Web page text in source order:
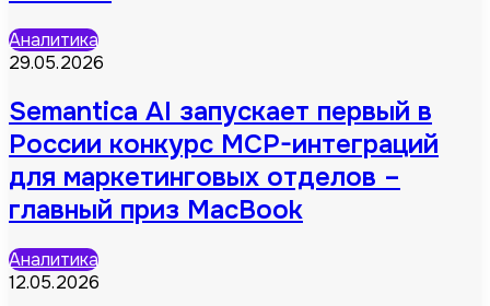
Аналитика
29.05.2026
Semantica AI запускает первый в
России конкурс MCP-интеграций
для маркетинговых отделов –
главный приз MacBook
Аналитика
12.05.2026